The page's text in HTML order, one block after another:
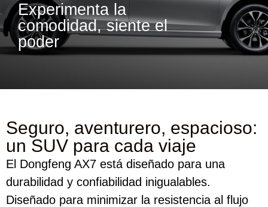
Experimenta la
comodidad, siente el
poder
Seguro, aventurero, espacioso:
un SUV para cada viaje
El Dongfeng AX7 está diseñado para una
durabilidad y confiabilidad inigualables.
Diseñado para minimizar la resistencia al flujo